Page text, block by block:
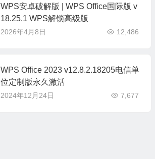
WPS安卓破解版 | WPS Office国际版 v
18.25.1 WPS解锁高级版
2026年4月8日 12,486
WPS Office 2023 v12.8.2.18205电信单
位定制版永久激活
2024年12月24日 7,677